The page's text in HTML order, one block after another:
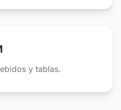
y tablas.